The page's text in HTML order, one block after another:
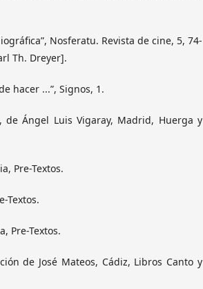
Nosferatu. Revista de cine, 5, 74-
Th. Dreyer].
hacer ...”, Signos, 1.
de Ángel Luis Vigaray, Madrid, Huerga y
Pre-Textos.
Textos.
Pre-Textos.
de José Mateos, Cádiz, Libros Canto y